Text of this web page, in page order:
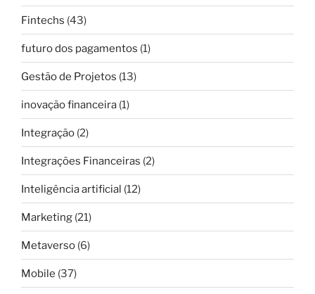
Fintechs (43)
futuro dos pagamentos (1)
Gestão de Projetos (13)
inovação financeira (1)
Integração (2)
Integrações Financeiras (2)
Inteligência artificial (12)
Marketing (21)
Metaverso (6)
Mobile (37)